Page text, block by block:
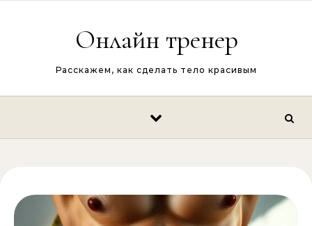
Онлайн тренер
Расскажем, как сделать тело красивым